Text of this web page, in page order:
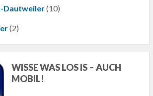
Dautweiler(10)
(2)
WISSE WAS LOS IS – AUCH
MOBIL!